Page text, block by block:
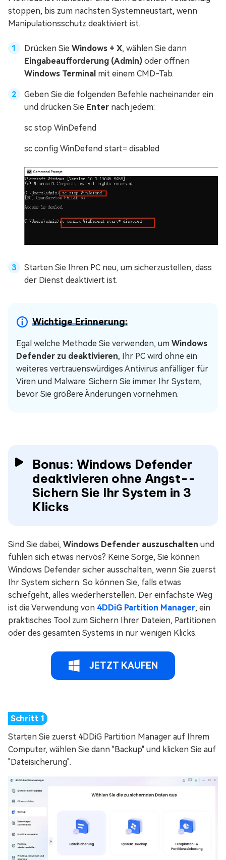
stoppen, bis zum nächsten Systemneustart, wenn
Manipulationsschutz deaktiviert ist.
Drücken Sie Windows + X, wählen Sie dann
Eingabeaufforderung (Admin) oder öffnen
Windows Terminal mit einem CMD-Tab.
Geben Sie die folgenden Befehle nacheinander ein
und drücken Sie Enter nach jedem:
sc stop WinDefend
sc config WinDefend start= disabled
Starten Sie Ihren PC neu, um sicherzustellen, dass
der Dienst deaktiviert ist.
Wichtige Erinnerung:
Egal welche Methode Sie verwenden, um Windows
Defender zu deaktivieren, Ihr PC wird ohne ein
weiteres vertrauenswürdiges Antivirus anfälliger für
Viren und Malware. Sichern Sie immer Ihr System,
bevor Sie größere Änderungen vornehmen.
Bonus: Windows Defender
deaktivieren ohne Angst--
Sichern Sie Ihr System in 3
Klicks
Sind Sie dabei, Windows Defender auszuschalten und
fühlen sich etwas nervös? Keine Sorge, Sie können
Windows Defender sicher ausschalten, wenn Sie zuerst
Ihr System sichern. So können Sie, falls etwas
schiefgeht, alles wiederherstellen. Der einfachste Weg
ist die Verwendung von 4DDiG Partition Manager, ein
praktisches Tool zum Sichern Ihrer Dateien, Partitionen
oder des gesamten Systems in nur wenigen Klicks.
JETZT KAUFEN
Starten Sie zuerst 4DDiG Partition Manager auf Ihrem
Computer, wählen Sie dann "Backup" und klicken Sie auf
"Dateisicherung".